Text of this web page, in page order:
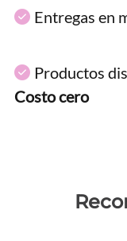
Entregas en
Productos
Costo cero